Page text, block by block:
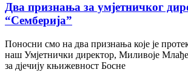
Два признања за умјетничког
“Семберија”
Поносни смо на два признања које је
наш Умјетнички директор, Миливоје
за дјечију књижевност Босне